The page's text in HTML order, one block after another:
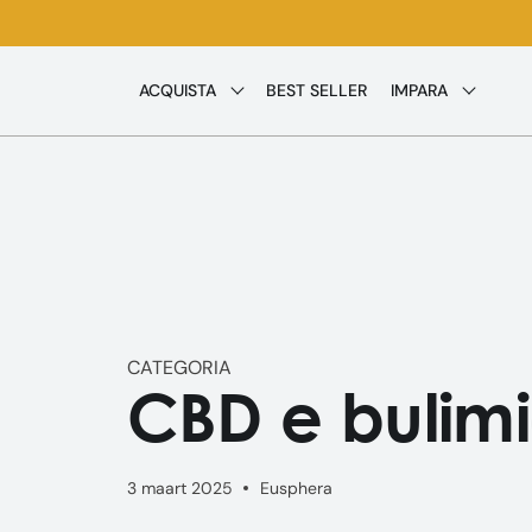
naar de
ACQUISTA BEST SELLER IMPARA
CATEGORIA
CBD e
3 maart 2025 Eusphera